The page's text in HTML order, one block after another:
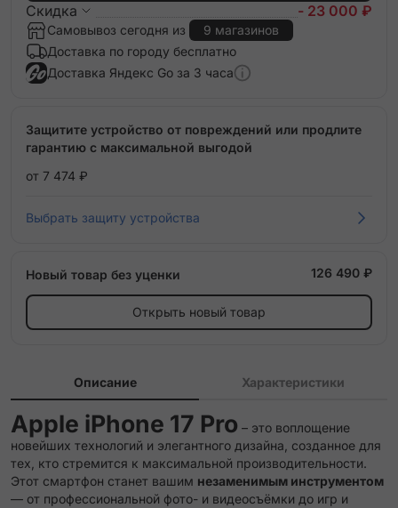
Скидка - 23 000 ₽
Самовывоз сегодня из
9 магазинов
Доставка по городу бесплатно
Доставка Яндекс Go за 3 часа
Защитите устройство от повреждений или продлите
гарантию с максимальной выгодой
от 7 474 ₽
Выбрать защиту устройства
Новый товар без уценки 126 490 ₽
Открыть новый товар
Описание Характеристики
Apple iPhone 17 Pro – это воплощение
новейших технологий и элегантного дизайна, созданное для
тех, кто стремится к максимальной производительности.
Этот смартфон станет вашим незаменимым инструментом
— от профессиональной фото- и видеосъёмки до игр и